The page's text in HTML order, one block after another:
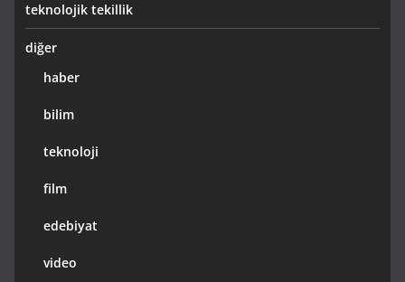
teknolojik tekillik
diğer
haber
bilim
teknoloji
film
edebiyat
video